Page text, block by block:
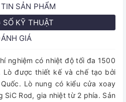
SẢN PHẨM
SỐ KỸ THUẬT
GIÁ
nghiệm có nhiệt độ tối đa 1500
được thiết kế và chế tạo bởi
Lò nung có kiểu cửa xoay
SiC Rod, gia nhiệt từ 2 phía. Sản